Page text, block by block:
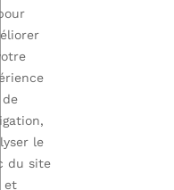
INFORMATIONS
A PROPOS
de
le
du site
et